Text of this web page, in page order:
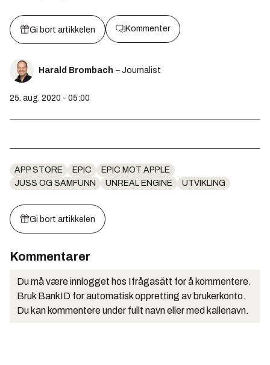
Gi bort artikkelen Kommenter
Harald Brombach – Journalist
25. aug. 2020 - 05:00
APP STORE EPIC
EPIC MOT APPLE
JUSS OG SAMFUNN
UNREAL ENGINE UTVIKLING
Gi bort artikkelen
Kommentarer
Du må være innlogget hos Ifrågasätt for å kommentere.
Bruk BankID for automatisk oppretting av brukerkonto.
Du kan kommentere under fullt navn eller med kallenavn.